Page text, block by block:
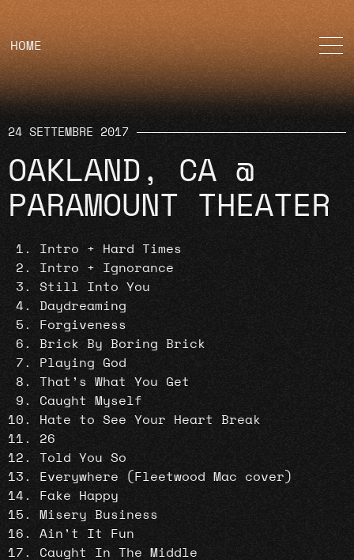
HOME
24 SETTEMBRE 2017
OAKLAND, CA @
PARAMOUNT THEATER
Intro + Hard Times
Intro + Ignorance
Still Into You
Daydreaming
Forgiveness
Brick By Boring Brick
Playing God
That’s What You Get
Caught Myself
Hate to See Your Heart Break
26
Told You So
Everywhere (Fleetwood Mac cover)
Fake Happy
Misery Business
Ain’t It Fun
Caught In The Middle